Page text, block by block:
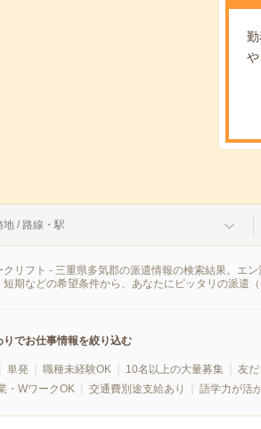
地 / 路線・駅
クリフト - 三重県多気郡の派遣情報の検索結果。エ
短期などの希望条件から、あなたにピッタリの派遣
りでお仕事情報を絞り込む
単発 職種未経験OK 10名以上の大量募集 友
・WワークOK
交通費別途支給あり 語学力が活